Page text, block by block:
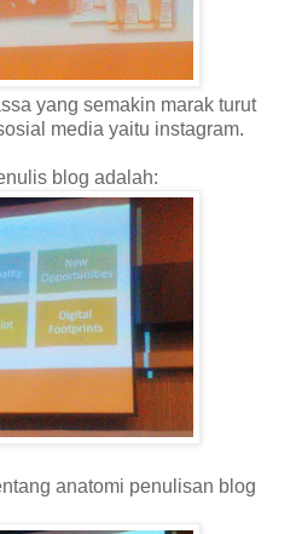
yang semakin marak turut
media yaitu instagram.
blog adalah:
anatomi penulisan blog